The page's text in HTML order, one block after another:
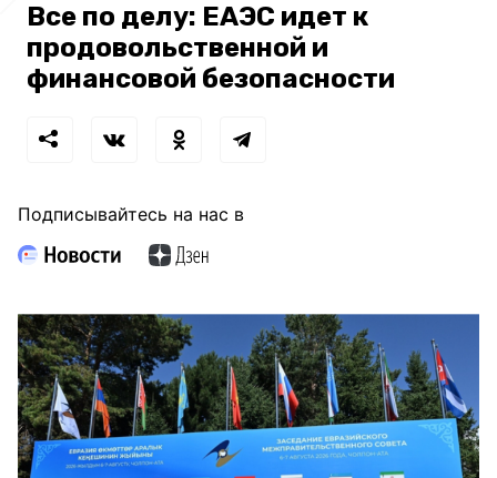
Все по делу: ЕАЭС идет к
продовольственной и
финансовой безопасности
Подписывайтесь на нас в